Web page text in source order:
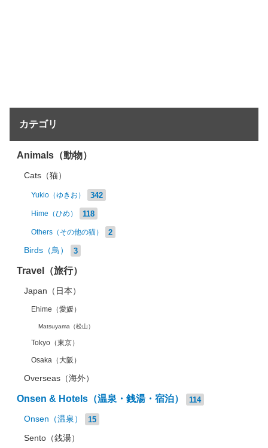
カテゴリ
Animals（動物）
Cats（猫）
Yukio（ゆきお） 342
Hime（ひめ） 118
Others（その他の猫） 2
Birds（鳥） 3
Travel（旅行）
Japan（日本）
Ehime（愛媛）
Matsuyama（松山）
Tokyo（東京）
Osaka（大阪）
Overseas（海外）
Onsen & Hotels（温泉・銭湯・宿泊） 114
Onsen（温泉） 15
Sento（銭湯）